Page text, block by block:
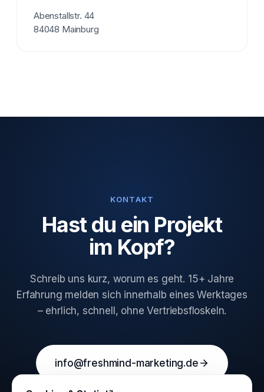
Abenstallstr. 44
84048 Mainburg
KONTAKT
Hast du ein Projekt
im Kopf?
Schreib uns kurz, worum es geht. 15+ Jahre
Erfahrung melden sich innerhalb eines Werktages
– ehrlich, schnell, ohne Vertriebsfloskeln.
info@freshmind-marketing.de